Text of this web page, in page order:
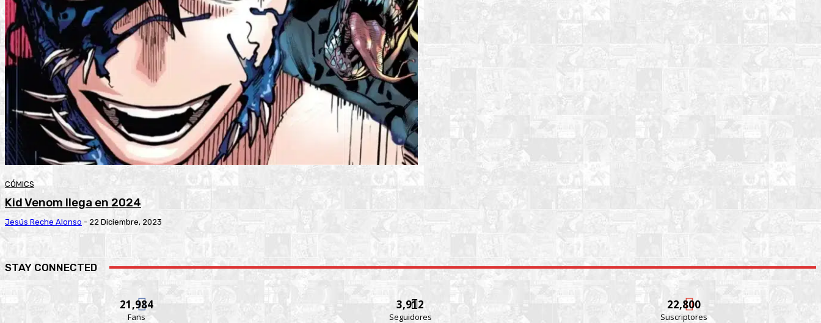
CÓMICS
Kid Venom llega en 2024
Jesús Reche Alonso - 22 Diciembre, 2023
STAY CONNECTED
21,984
Fans
3,912
Seguidores
22,800
Suscriptores